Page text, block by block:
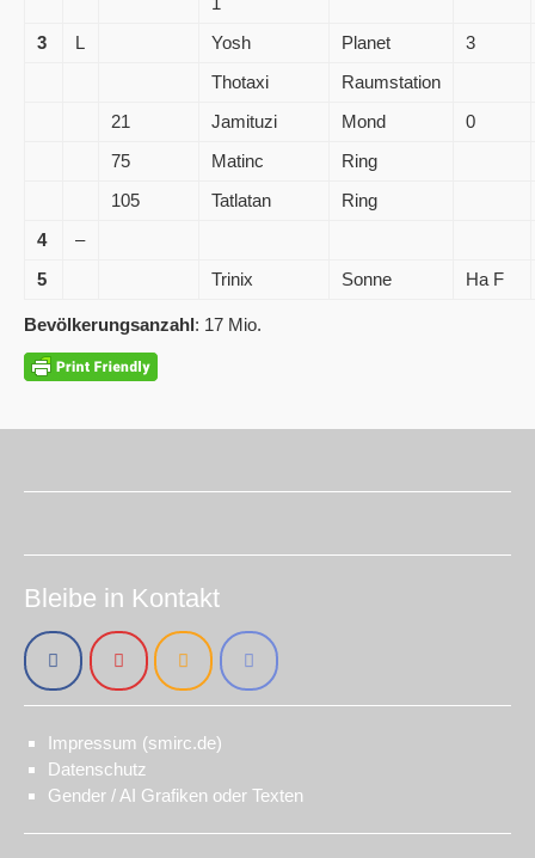
3 L Yosh Planet
3
Thotaxi
Raumstation
21
Jamituzi Mond
0
75
Matinc
Ring
105
Tatlatan
Ring
4
–
5
Trinix Sonne Ha F
Bevölkerungsanzahl: 17 Mio.
Bleibe in Kontakt
Impressum (smirc.de)
Datenschutz
Gender / AI Grafiken oder Texten